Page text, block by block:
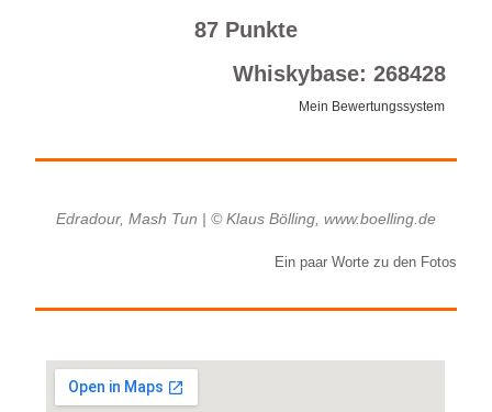
87 Punkte
Whiskybase: 268428
Mein Bewertungssystem
Edradour, Mash Tun | © Klaus Bölling, www.boelling.de
Ein paar Worte zu den Fotos